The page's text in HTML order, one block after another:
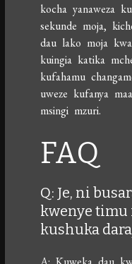
kocha yanaweza
sekunde moja,
dau lako moja
kuingia katika
kufahamu
uweze kufanya
msingi mzuri.
FAQ
Q: Je, ni
kwenye
kushuka